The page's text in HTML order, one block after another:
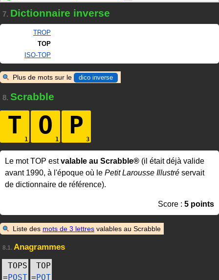
7. Dictionnaire inverse
TROP
TOP
ISO-TOP
Plus de mots sur le dico inverse
8. Scrabble
T O P
Le mot TOP estvalable au Scrabble® (il était déjà valide
avant 1990, à l'époque où le Petit Larousse Illustré servait
de dictionnaire de référence).
Score : 5 points
Liste des mots de 3 lettres valables au Scrabble
8.1. Anagrammes
TOPS
=POST
TOP
=POT